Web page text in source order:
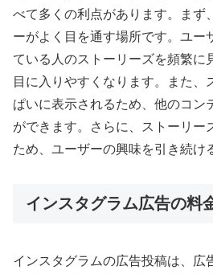
べて多くの利点があります。まず
ーがよく目を通す場所です。ユー
ている人のストーリーズを頻繁に
目に入りやすくなります。また、
ぱいに表示されるため、他のコン
ができます。さらに、ストーリー
ため、ユーザーの興味を引き続け
インスタグラム広告の料
インスタグラムの広告投稿は、広